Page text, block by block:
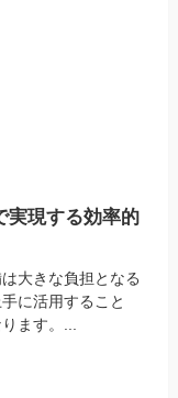
実現する効率的
大きな負担となる
に活用すること
ます。...